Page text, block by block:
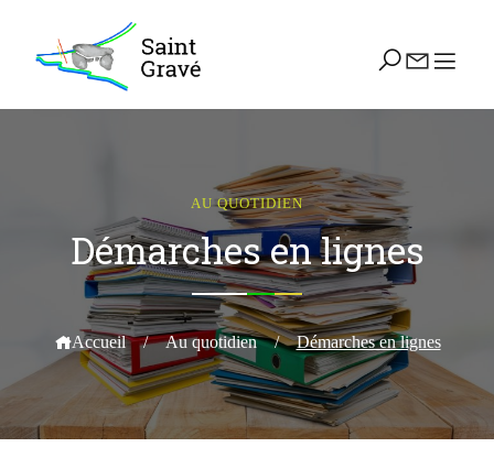
AU QUOTIDIEN
Démarches en lignes
Accueil / Au quotidien / Démarches en lignes